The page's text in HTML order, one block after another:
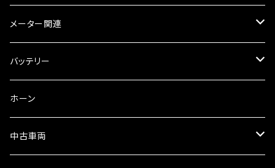
ラジエーター
フォークオイル
サイレンサー
ブレーキオイル
その他
ミラー本体
ミラーアダプター
ミラーその他
メーター関連
スピードメーター
タコメーター
セット
バッテリー
バッテリー充電器
ホーン
中古車両